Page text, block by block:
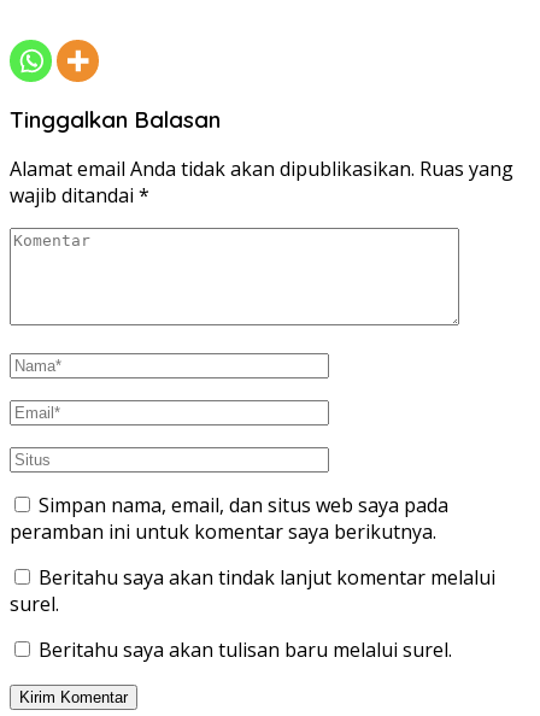
Tinggalkan Balasan
Alamat email Anda tidak akan dipublikasikan. Ruas yang
wajib ditandai *
Simpan nama, email, dan situs web saya pada
peramban ini untuk komentar saya berikutnya.
Beritahu saya akan tindak lanjut komentar melalui
surel.
Beritahu saya akan tulisan baru melalui surel.